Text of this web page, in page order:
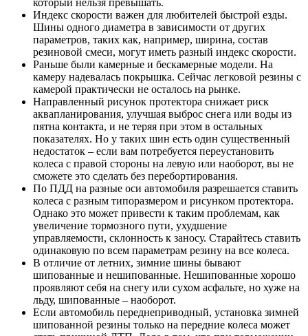
который нельзя превышать.
Индекс скорости важен для любителей быстрой езды.
Шины одного диаметра в зависимости от других
параметров, таких как, например, ширина, состав
резиновой смеси, могут иметь разный индекс скорости.
Раньше были камерные и бескамерные модели. На
камеру надевалась покрышка. Сейчас легковой резины с
камерой практически не осталось на рынке.
Направленный рисунок протектора снижает риск
аквапланирования, улучшая выброс снега или воды из
пятна контакта, и не теряя при этом в остальных
показателях. Но у таких шин есть один существенный
недостаток – если вам потребуется переустановить
колеса с правой стороны на левую или наоборот, вы не
сможете это сделать без перебортирования.
По ПДД на разные оси автомобиля разрешается ставить
колеса с разным типоразмером и рисунком протектора.
Однако это может привести к таким проблемам, как
увеличение тормозного пути, ухудшение
управляемости, склонность к заносу. Старайтесь ставить
одинаковую по всем параметрам резину на все колеса.
В отличие от летних, зимние шины бывают
шипованные и нешипованные. Нешипованные хорошо
проявляют себя на снегу или сухом асфальте, но хуже на
льду, шипованные – наоборот.
Если автомобиль переднеприводный, установка зимней
шипованной резины только на передние колеса может